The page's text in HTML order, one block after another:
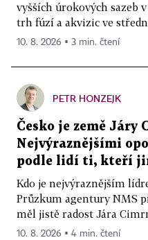
vyšších úrokových sazeb
trh fúzí a akvizic ve
10. 8. 2026 ▪ 3 min. čtení
PETR HONZEJK
Česko je země Járy
Nejvýraznějšími
podle lidí ti, kteří
Kdo je nejvýraznějším
Průzkum agentury NMS
měl jistě radost Jára
10. 8. 2026 ▪ 4 min. čtení